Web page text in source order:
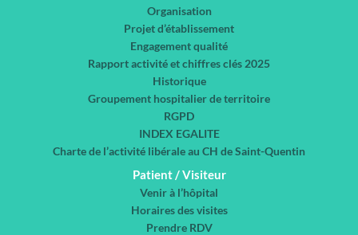
Organisation
Projet d’établissement
Engagement qualité
Rapport activité et chiffres clés 2025
Historique
Groupement hospitalier de territoire
RGPD
INDEX EGALITE
Charte de l’activité libérale au CH de Saint-Quentin
Patient / Visiteur
Venir à l’hôpital
Horaires des visites
Prendre RDV